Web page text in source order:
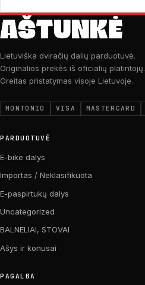
Lietuviška dviračių dalių parduotuvė.
Originalios prekės iš oficialių platintojų.
Greitas pristatymas visoje Lietuvoje.
MONTONIO VISA MASTERCARD
PARDUOTUVĖ
E-bike dalys
Importas / Neklasifikuota
E-paspirtukų dalys
Uncategorized
BALNELIAI, STOVAI
Ašys ir konusai
PAGALBA